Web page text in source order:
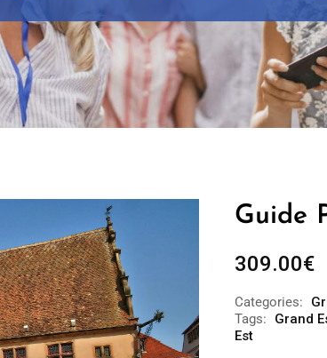
Guide
309.00€
Categories:
Tags:
Grand
Est